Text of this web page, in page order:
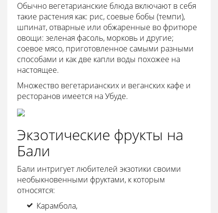
Обычно вегетарианские блюда включают в себя
такие растения как: рис, соевые бобы (темпи),
шпинат, отварные или обжаренные во фритюре
овощи: зеленая фасоль, морковь и другие;
соевое мясо, приготовленное самыми разными
способами и как две капли воды похожее на
настоящее.
Множество вегетарианских и веганских кафе и
ресторанов имеется на Убуде.
Экзотические фрукты на
Бали
Бали интригует любителей экзотики своими
необыкновенными фруктами, к которым
относятся:
Карамбола,